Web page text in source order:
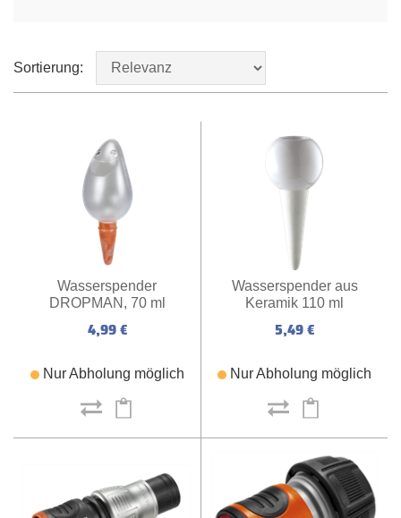
Sortierung:
Wasserspender
DROPMAN, 70 ml
4,99 €
Nur Abholung möglich
Wasserspender aus
Keramik 110 ml
5,49 €
Nur Abholung möglich